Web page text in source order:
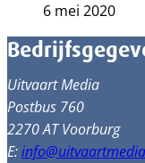
6 mei 2020
Uitvaart Media
Postbus 760
2270 AT Voorburg
E: